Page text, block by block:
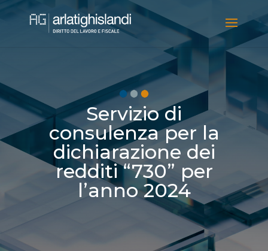
Servizio di
consulenza per la
dichiarazione dei
redditi “730” per
l’anno 2024